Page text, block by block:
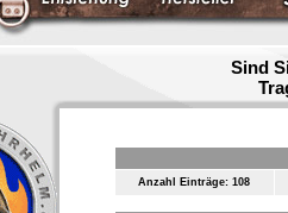
Sind
Anzahl Einträge: 108